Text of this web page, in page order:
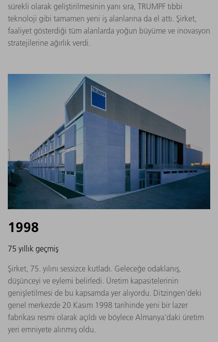
sürekli olarak geliştirilmesinin yanı sıra, TRUMPF tıbbi
teknoloji gibi tamamen yeni iş alanlarına da el attı. Şirket,
faaliyet gösterdiği tüm alanlarda yoğun büyüme ve inovasyon
stratejilerine ağırlık verdi.
1998
75 yıllık geçmiş
Şirket, 75. yılını sessizce kutladı. Geleceğe odaklanış,
düşünceyi ve eylemi belirledi. Üretim kapasitelerinin
genişletilmesi de bu kapsamda yer alıyordu. Ditzingen'deki
genel merkezde 20 Kasım 1998 tarihinde yeni bir lazer
fabrikası resmi olarak açıldı ve böylece Almanya'daki üretim
yeri emniyete alınmış oldu.